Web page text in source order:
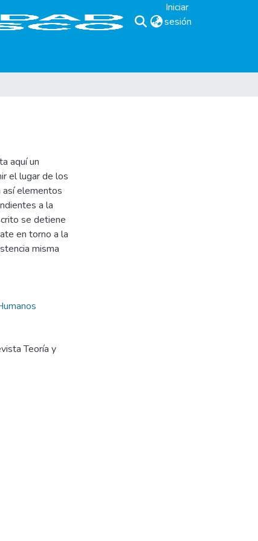
Iniciar
sesión
aquí un
el lugar de los
así elementos
a la
se detiene
en torno a la
misma
Teoría y